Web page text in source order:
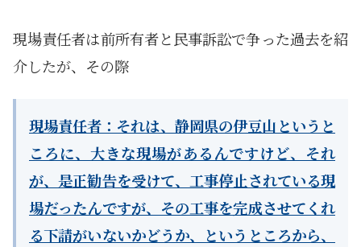
現場責任者は前所有者と民事訴訟で争った過去を紹
介したが、その際
現場責任者 ：それは、静岡県の伊豆山というと
ころに、大きな現場があるんですけど、それ
が、是正勧告を受けて、工事停止されている現
場だったんですが、その工事を完成させてくれ
る下請がいないかどうか、というところから、